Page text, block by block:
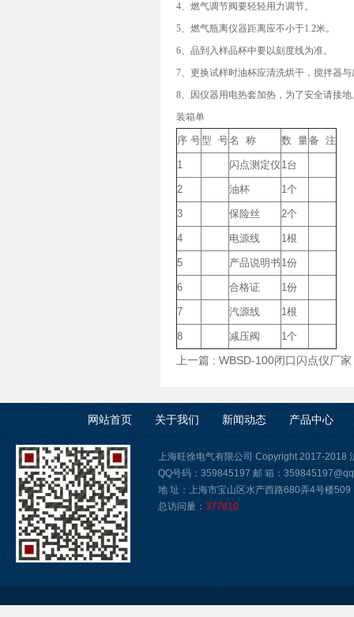
4、燃气调节阀要轻轻用力调节。
5、燃气瓶离仪器距离应不小于1.2米。
6、品到入样品杯中要以刻度线为准。
7、更换试样时油杯应清洗烘干，搅拌器
8、因仪器用电热套加热，为了安全请接地
装箱单
序 号型 号名 称 数 量备 注
1 闪点测定仪 1台
2 油杯 1个
3 保险丝 2个
4 电源线 1根
5 产品说明书 1份
6 合格证 1份
7 汽源线 1根
8 减压阀 1个
上一篇 : WBSD-100闭口闪点仪厂家
网站首页 关于我们 新闻动态 产品中心
上海旺徐电气有限公司 Copyright 2017-2018
QQ号码：359845197 邮 箱：
地 址：上海市宝山区水产西路680弄4号楼509
总访问量： 377810